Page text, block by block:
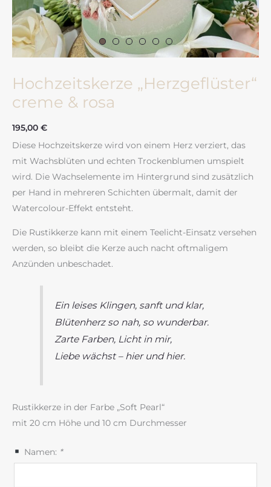
Hochzeitskerze „Herzgeflüster“
creme & rosa
195,00 €
Diese Hochzeitskerze wird von einem Herz verziert, das
mit Wachsblüten und echten Trockenblumen umspielt
wird. Die Wachselemente im Hintergrund sind zusätzlich
per Hand in mehreren Schichten übermalt, damit der
Watercolour-Effekt entsteht.
Die Rustikkerze kann mit einem Teelicht-Einsatz versehen
werden, so bleibt die Kerze auch nacht oftmaligem
Anzünden unbeschadet.
Ein leises Klingen, sanft und klar,
Blütenherz so nah, so wunderbar.
Zarte Farben, Licht in mir,
Liebe wächst – hier und hier.
Rustikkerze in der Farbe „Soft Pearl“
mit 20 cm Höhe und 10 cm Durchmesser
Namen: *